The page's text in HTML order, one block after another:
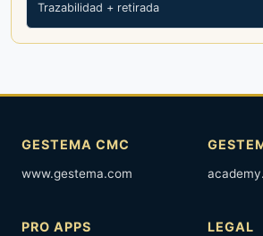
Trazabilidad + retirada
GESTEMA CMC
www.gestema.com
PRO APPS LEGAL